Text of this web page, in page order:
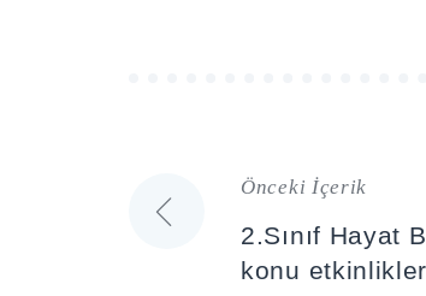
Yazı
gezinmesi
Önceki İçerik
2.Sınıf Hayat
konu